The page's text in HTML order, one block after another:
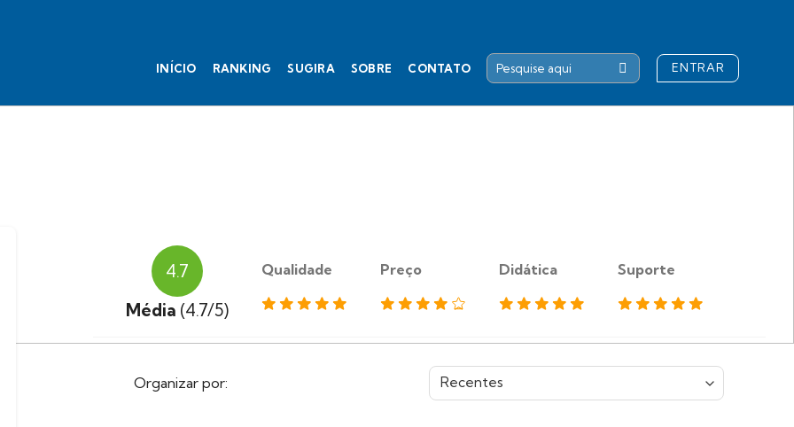
INÍCIO RANKING SUGIRA SOBRE CONTATO ENTRAR
4.7
Média (4.7/5)
Qualidade Preço Didática Suporte
Organizar por: